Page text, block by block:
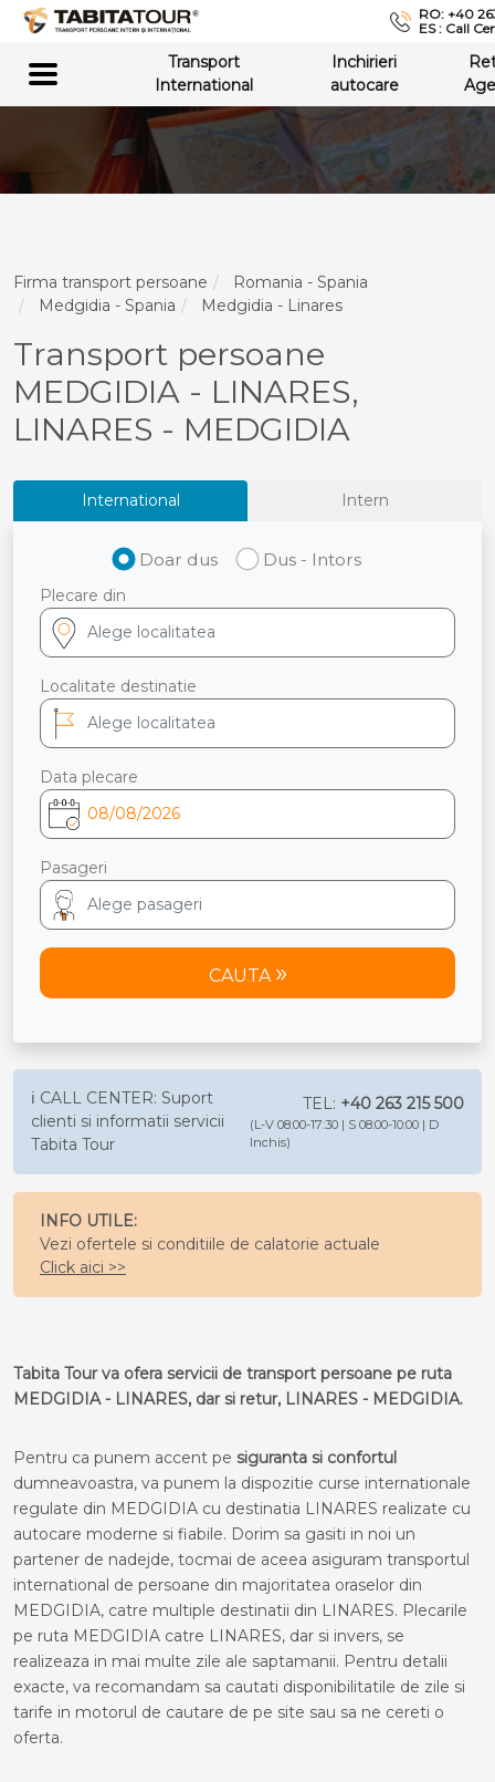
RO: +40
ES : Call
Transport
International
Inchirieri
autocare
Firma transport persoane
Romania - Spania
Medgidia - Spania
Medgidia - Linares
Transport persoane
MEDGIDIA - LINARES,
LINARES - MEDGIDIA
International Intern
Doar dus Dus - Intors
Plecare din
Localitate destinatie
Data plecare
Pasageri
CAUTA
ℹ️ CALL CENTER: Suport
clienti si informatii servicii
Tabita Tour
TEL: +40 263 215 500
(L-V 08:00-17:30 | S 08:00-10:00 | D
Inchis)
INFO UTILE:
Vezi ofertele si conditiile de calatorie actuale
Click aici >>
Tabita Tour va ofera servicii de transport persoane pe ruta
MEDGIDIA - LINARES, dar si retur, LINARES - MEDGIDIA.
Pentru ca punem accent pe siguranta si confortul
dumneavoastra, va punem la dispozitie curse internationale
regulate din MEDGIDIA cu destinatia LINARES realizate cu
autocare moderne si fiabile. Dorim sa gasiti in noi un
partener de nadejde, tocmai de aceea asiguram transportul
international de persoane din majoritatea oraselor din
MEDGIDIA, catre multiple destinatii din LINARES. Plecarile
pe ruta MEDGIDIA catre LINARES, dar si invers, se
realizeaza in mai multe zile ale saptamanii. Pentru detalii
exacte, va recomandam sa cautati disponibilitatile de zile si
tarife in motorul de cautare de pe site sau sa ne cereti o
oferta.